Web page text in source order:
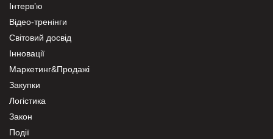
Інтерв’ю
Відео-тренінги
Світовий досвід
Інновації
Маркетинг&Продажі
Закупки
Логістика
Закон
Події